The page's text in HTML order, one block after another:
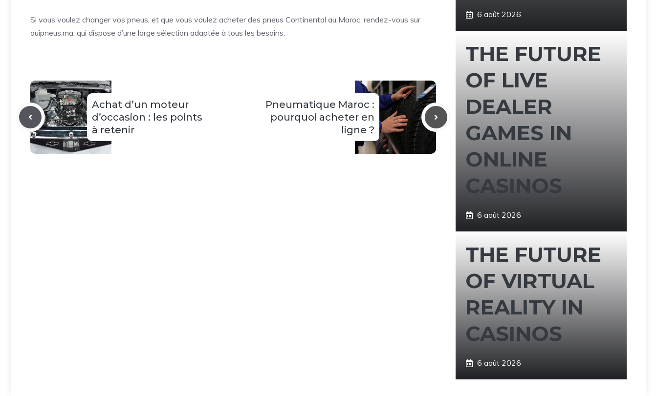
Si vous voulez changer vos pneus, et que vous voulez acheter des pneus Continental au Maroc, rendez-vous sur
ouipneus.ma, qui dispose d’une large sélection adaptée à tous les besoins.
Achat d’un moteur
d’occasion : les points
à retenir
Pneumatique Maroc :
pourquoi acheter en
ligne ?
6 août 2026
THE FUTURE
OF LIVE
DEALER
GAMES IN
ONLINE
CASINOS
6 août 2026
THE FUTURE
OF VIRTUAL
REALITY IN
CASINOS
6 août 2026